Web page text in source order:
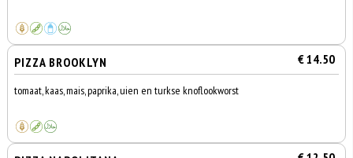
PIZZA BROOKLYN € 14.50
tomaat, kaas, mais, paprika, uien en turkse knoflookworst